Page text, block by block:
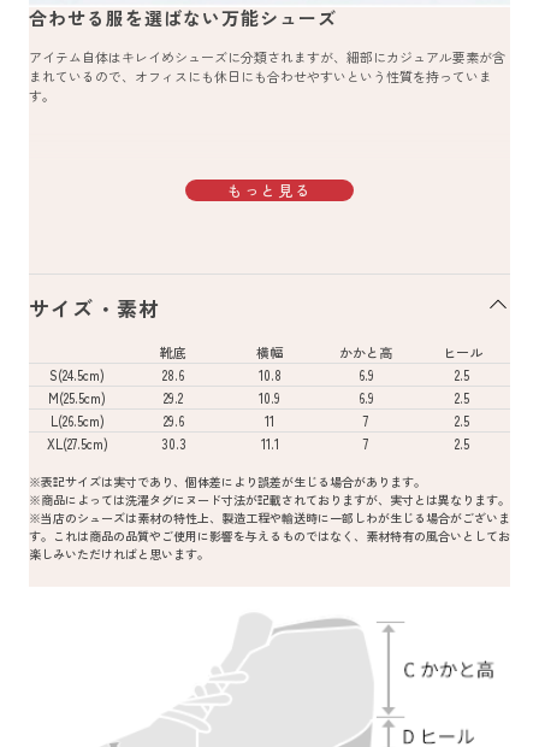
合わせる服を選ばない万能シューズ
アイテム自体はキレイめシューズに分類されますが、細部にカジュアル要素が含
まれているので、オフィスにも休日にも合わせやすいという性質を持っていま
す。
もっと見る
サイズ・素材
靴底 横幅 かかと高
ヒール
S(24.5cm)
28.6 10.8 6.9
2.5
M(25.5cm)
29.2 10.9 6.9
2.5
L(26.5cm)
29.6 11 7
2.5
XL(27.5cm)
30.3 11.1 7 2.5
※表記サイズは実寸であり、個体差により誤差が生じる場合があります。
※商品によっては洗濯タグにヌード寸法が記載されておりますが、実寸とは異なります。
※当店のシューズは素材の特性上、製造工程や輸送時に一部しわが生じる場合がございま
す。これは商品の品質やご使用に影響を与えるものではなく、素材特有の風合いとしてお
楽しみいただければと思います。